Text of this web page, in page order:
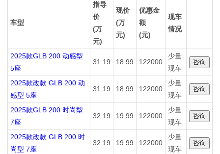
车型
指导
价
(万
元)
现价
(万
元)
优惠金
额
(元)
现车
情况
2025款GLB 200 动感型
5座
31.19 18.99 122000
少量
现车
2025款改款 GLB 200 动
感型 5座
31.19 18.99 122000
少量
现车
2025款GLB 200 时尚型
7座
32.19 19.99 122000
少量
现车
2025款改款 GLB 200 时
尚型 7座
32.19 19.99 122000
少量
现车